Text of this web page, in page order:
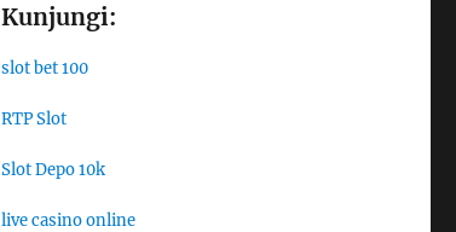
Kunjungi:
slot bet 100
RTP Slot
Slot Depo 10k
live casino online